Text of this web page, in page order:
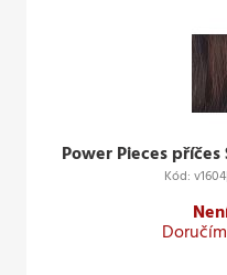
Power Pieces
Kód: